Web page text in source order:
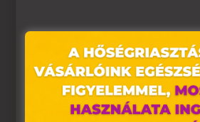
Weboldalunkon „cookie"-kat
alkalmazunk. Ezek olyan fájlok,
tárolnak webes böngészőjében.
hozzájárulása szükséges.